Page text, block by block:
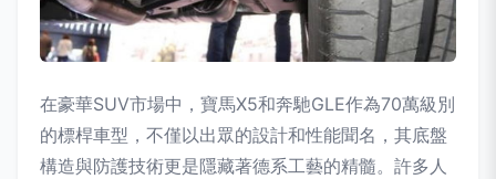
在豪華SUV市場中，寶馬X5和奔馳GLE作為70萬級別
的標桿車型，不僅以出眾的設計和性能聞名，其底盤
構造與防護技術更是隱藏著德系工藝的精髓。許多人